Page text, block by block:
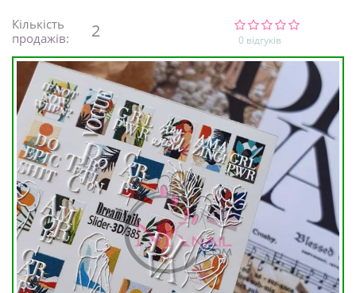
Кількість
продажів:
2 0 відгуків